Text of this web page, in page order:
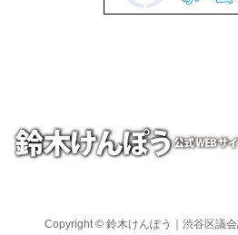
Copyright © 鈴木けんぽう｜渋谷区議